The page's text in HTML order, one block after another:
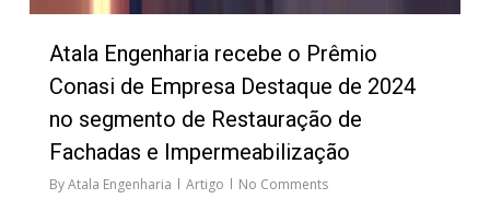
Atala Engenharia recebe o Prêmio
Conasi de Empresa Destaque de 2024
no segmento de Restauração de
Fachadas e Impermeabilização
ByAtala Engenharia Artigo No Comments